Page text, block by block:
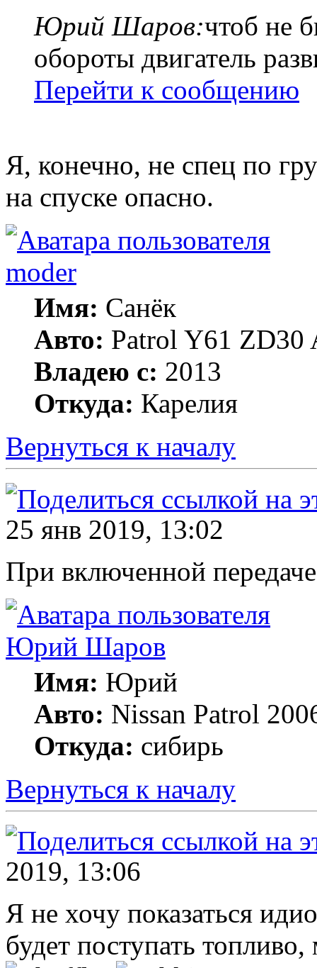
Юрий Шаров:чтоб не
обороты двигатель
Перейти к сообщению
Я, конечно, не спец по
на спуске опасно.
moder
Имя: Санёк
Авто: Patrol Y61 ZD30
Владею с: 2013
Откуда: Карелия
Вернуться к началу
25 янв 2019, 13:02
При включенной передаче
Юрий Шаров
Имя: Юрий
Авто: Nissan Patrol
Откуда: сибирь
Вернуться к началу
2019, 13:06
Я не хочу показаться
будет поступать